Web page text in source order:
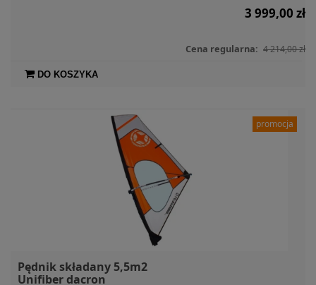
3 999,00 zł
Cena regularna: 4 214,00 zł
DO KOSZYKA
Pędnik składany 5,5m2
Unifiber dacron
promocja